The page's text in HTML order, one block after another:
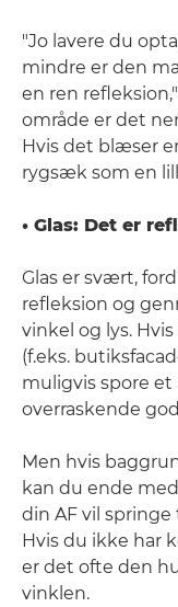
"Jo lavere du
mindre er den
en ren
område er det
Hvis det blæser
rygsæk som en
• Glas: Det er
Glas er svært,
refleksion og
vinkel og lys.
(f.eks.
muligvis spore
overraskende
Men hvis
kan du ende
din AF vil
Hvis du ikke har
er det ofte den
vinklen.